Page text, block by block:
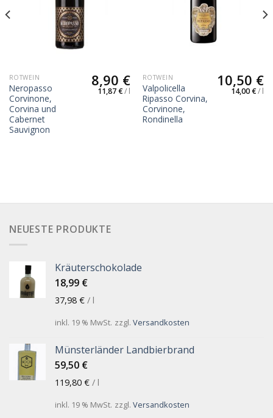
ROTWEIN
Neropasso
Corvinone,
Corvina und
Cabernet
Sauvignon
8,90 €
11,87€/l
ROTWEIN
Valpolicella
Ripasso Corvina,
Corvinone,
Rondinella
10,50 €
14,00€/l
NEUESTE PRODUKTE
Kräuterschokolade
18,99 €
37,98 € / l
inkl. 19 % MwSt. zzgl. Versandkosten
Münsterländer Landbierbrand
59,50 €
119,80 € / l
inkl. 19 % MwSt. zzgl. Versandkosten